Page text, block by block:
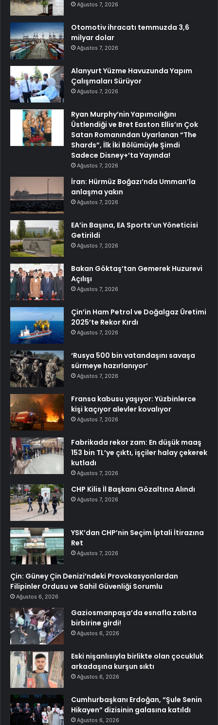
Ağustos 7, 2026
Otomotiv ihracatı temmuzda 3,6
milyar dolar
Ağustos 7, 2026
Alanyurt Yüzme Havuzunda Yapım
Çalışmaları Sürüyor
Ağustos 7, 2026
Ryan Murphy’nin Yapımcılığını
Üstlendiği ve Bret Easton Ellis’ın Çok
Satan Romanından Uyarlanan “The
Shards”, İlk İki Bölümüyle Şimdi
Sadece Disney+’ta Yayında!
Ağustos 7, 2026
İran: Hürmüz Boğazı’nda Umman’la
anlaşma yakın
Ağustos 7, 2026
EA’in Başına, EA Sports’un Yöneticisi
Getirildi
Ağustos 7, 2026
Bakan Göktaş’tan Gemerek Huzurevi
Açılışı
Ağustos 7, 2026
Çin’in Ham Petrol ve Doğalgaz Üretimi
2025’te Rekor Kırdı
Ağustos 7, 2026
‘Rusya 500 bin vatandaşını savaşa
sürmeye hazırlanıyor’
Ağustos 7, 2026
Fransa kabusu yaşıyor: Yüzbinlerce
kişi kaçıyor alevler kovalıyor
Ağustos 7, 2026
Fabrikada rekor zam: En düşük maaş
153 bin TL’ye çıktı, işçiler halay çekerek
kutladı
Ağustos 7, 2026
CHP Kilis İl Başkanı Gözaltına Alındı
Ağustos 7, 2026
YSK’dan CHP’nin Seçim İptali İtirazına
Ret
Ağustos 7, 2026
Çin: Güney Çin Denizi’ndeki Provokasyonlardan
Filipinler Ordusu ve Sahil Güvenliği Sorumlu
Ağustos 6, 2026
Gaziosmanpaşa’da esnafla zabıta
birbirine girdi!
Ağustos 6, 2026
Eski nişanlısıyla birlikte olan çocukluk
arkadaşına kurşun sıktı
Ağustos 6, 2026
Cumhurbaşkanı Erdoğan, “Şule Senin
Hikayen” dizisinin galasına katıldı
Ağustos 6, 2026